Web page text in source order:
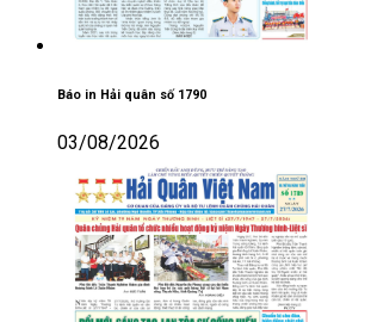
Báo in Hải quân số 1790
03/08/2026